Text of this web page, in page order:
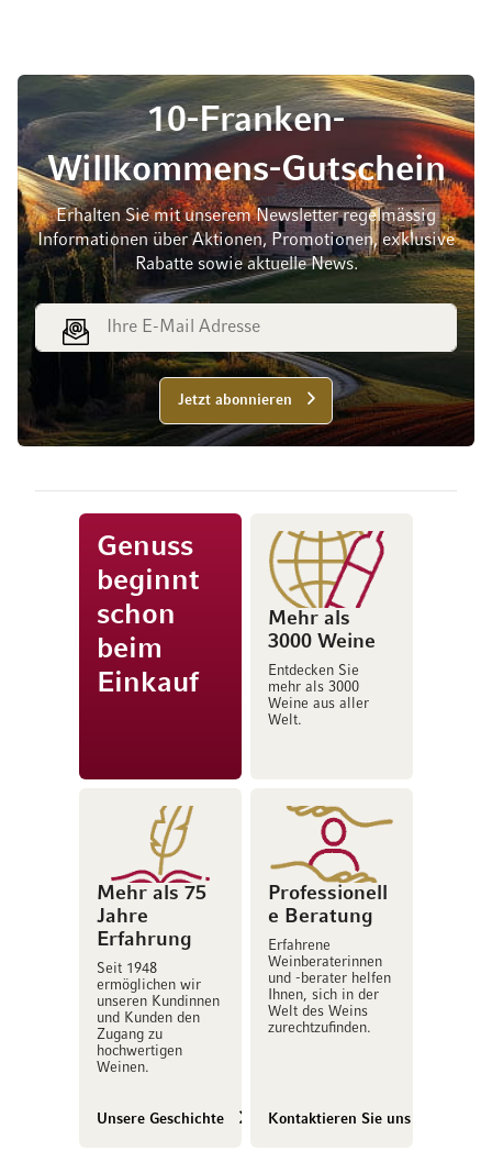
10-Franken-
Willkommens-Gutschein
Erhalten Sie mit unserem Newsletter regelmässig
Informationen über Aktionen, Promotionen, exklusive
Rabatte sowie aktuelle News.
E-Mail Adresse
Jetzt abonnieren
Genuss
beginnt
schon
beim
Einkauf
Mehr als
3000 Weine
Entdecken Sie
mehr als 3000
Weine aus aller
Welt.
Mehr als 75
Jahre
Erfahrung
Seit 1948
ermöglichen wir
unseren Kundinnen
und Kunden den
Zugang zu
hochwertigen
Weinen.
Unsere Geschichte
Professionell
e Beratung
Erfahrene
Weinberaterinnen
und -berater helfen
Ihnen, sich in der
Welt des Weins
zurechtzufinden.
Kontaktieren Sie uns